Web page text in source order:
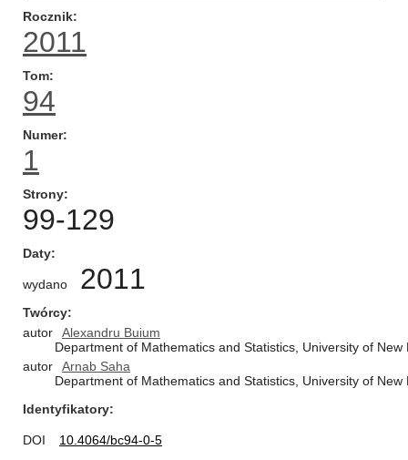
Rocznik
2011
Tom
94
Numer
1
Strony
99-129
Daty
wydano 2011
Twórcy
autor
Alexandru Buium
Department of Mathematics and Statistics, University of
autor
Arnab Saha
Department of Mathematics and Statistics, University of
Identyfikatory
DOI
10.4064/bc94-0-5